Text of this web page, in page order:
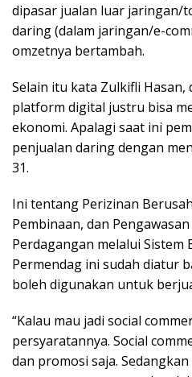
dipasar jualan luar jaringan/
daring (dalam jaringan/e-
omzetnya bertambah.
Selain itu kata Zulkifli
platform digital justru bisa
ekonomi. Apalagi saat ini
penjualan daring dengan
31.
Ini tentang Perizinan
Pembinaan, dan
Perdagangan melalui Sistem
Permendag ini sudah diatur
boleh digunakan untuk
“Kalau mau jadi social
persyaratannya. Social
dan promosi saja.